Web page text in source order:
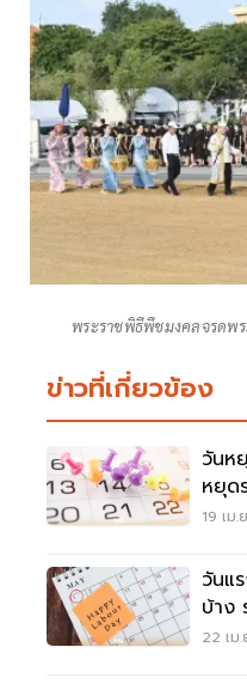
พระราชพิธีพืชมงคลจรดพ
ข่าวที่เกี่ยวข้อง
วันห
หยุด
หยุด
19 เม
วันแ
บ้าง
หรือ
22 เม